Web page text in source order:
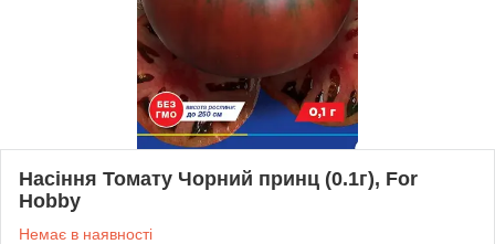
Насіння Томату Чорний принц (0.1г), For
Hobby
Немає в наявності